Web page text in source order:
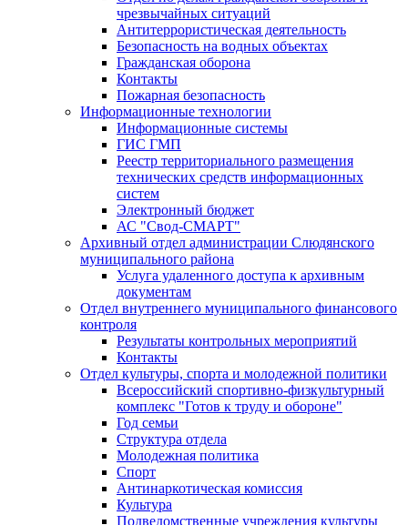
чрезвычайных ситуаций
Антитеррористическая деятельность
Безопасность на водных объектах
Гражданская оборона
Контакты
Пожарная безопасность
Информационные технологии
Информационные системы
ГИС ГМП
Реестр территориального размещения
технических средств информационных
систем
Электронный бюджет
АС "Свод-СМАРТ"
Архивный отдел администрации Слюдянского
муниципального района
Услуга удаленного доступа к архивным
документам
Отдел внутреннего муниципального финансового
контроля
Результаты контрольных мероприятий
Контакты
Отдел культуры, спорта и молодежной политики
Всероссийский спортивно-физкультурный
комплекс "Готов к труду и обороне"
Год семьи
Структура отдела
Молодежная политика
Спорт
Антинаркотическая комиссия
Культура
Подведомственные учреждения культуры